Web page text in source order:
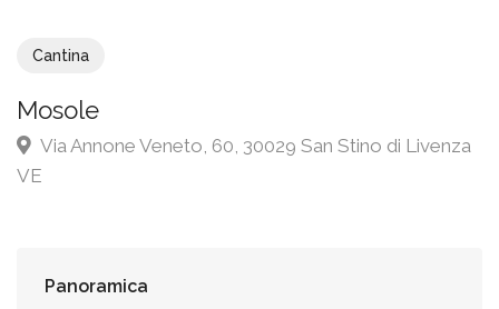
Cantina
Mosole
Via Annone Veneto, 60, 30029 San Stino di Livenza
VE
Panoramica